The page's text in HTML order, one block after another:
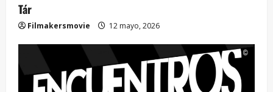
Tár
Filmakersmovie 12 mayo, 2026